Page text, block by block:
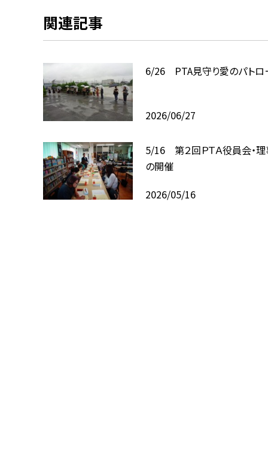
関連記事
6/26 PTA見守り愛のパトロ
2026/06/27
5/16 第２回ＰＴＡ役員会・
の開催
2026/05/16